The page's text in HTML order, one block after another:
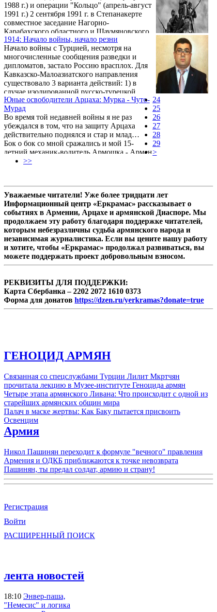
1988 г.) и операции "Кольцо" (апрель-август
1991 г.) 2 сентября 1991 г. в Степанакерте
совместное заседание Нагорно-
Карабахского областного и Шаумяновского
районного Советов приняло постановление
о провозглашении Нагорно-Карабахской
Республики. В ее состав вошли территории
НКАО и Шаумяновского района. 25
сентября по Степанакерту из Шуши уже
велся ракетный обстрел из установки
"Алазань". После развала СССР
руководство РА с самых высоких мировых
трибун периодически ...
1914: Начало войны, начало резни
Начало войны с Турцией, несмотря на
многочисленные сообщения разведки и
дипломатов, застало Россию врасплох. Для
Кавказско-Малоазиатского направления
существовало 3 варианта действий: 1) в
случае изолированной русско-турецкой
войны Кавказский Военный округ,
состоявший в мирное время из трех
корпусов — I-го, II-го и III-го Кавказских
Армейских, усиливался на 4−5 корпусов и
выполнял задачи наступательного
характера; 2) в случае одновременной
войны с германо-австрийской коалицией из
округа изымался ...
Юные освободители Арцаха: Мурка - Чуто-
Мурад
Во время той недавней войны я не раз
убеждался в том, что на защиту Арцаха
действительно поднялся и стар и млад…
Бок о бок со мной сражались и мой 15-
летний механик-водитель Армошка - Армен
Арутюнян, и погибший вместе с Шагеном
– Сережка Бабаджанян (Сынок), и
"настоящий шаумяновец", 17-летний Чуто -
Мурад Петросян.
24
25
26
27
28
29
>
>>
Уважаемые читатели! Уже более тридцати лет
Информационный центр «Еркрамас» рассказывает о
событиях в Армении, Арцахе и армянской Диаспоре. Мы
продолжаем эту работу благодаря поддержке читателей,
которым небезразличны судьба армянского народа и
независимая журналистика. Если вы цените нашу работу
и хотите, чтобы «Еркрамас» продолжал развиваться, вы
можете поддержать проект добровольным взносом.
РЕКВИЗИТЫ ДЛЯ ПОДДЕРЖКИ:
Карта Сбербанка – 2202 2072 1610 0373
Форма для донатов https://dzen.ru/yerkramas?donate=true
ГЕНОЦИД АРМЯН
Связанная со спецслужбами Турции Лилит Мкртчян
прочитала лекцию в Музее-институте Геноцида армян
Четыре этапа армянского Ливана: Что происходит с одной из
старейших армянских общин мира
Палач в маске жертвы: Как Баку пытается присвоить
Освенцим
Армия
Никол Пашинян переходит к формуле "вечного" правления
Армения и ОДКБ приближаются к точке невозврата
Пашинян, ты предал солдат, армию и страну!
Регистрация
Войти
РАСШИРЕННЫЙ ПОИСК
лента новостей
18:10 Энвер-паша,
"Немесис" и логика